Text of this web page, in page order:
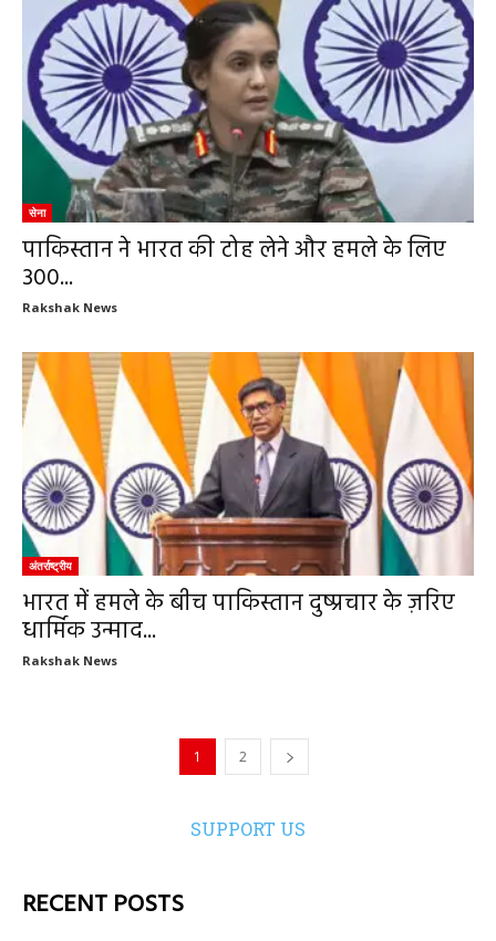
सेना
पाकिस्तान ने भारत की टोह लेने और हमले के लिए
300...
Rakshak News
अंतर्राष्ट्रीय
भारत में हमले के बीच पाकिस्तान दुष्प्रचार के ज़रिए
धार्मिक उन्माद...
Rakshak News
1 2
SUPPORT US
RECENT POSTS